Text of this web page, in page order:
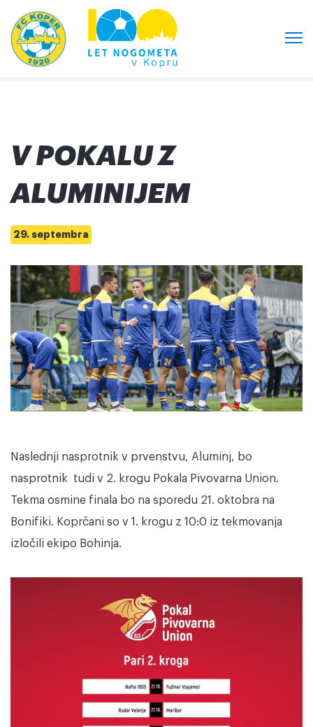
V POKALU Z
ALUMINIJEM
29. septembra
Naslednji nasprotnik v prvenstvu, Aluminj, bo
nasprotnik tudi v 2. krogu Pokala Pivovarna Union.
Tekma osmine finala bo na sporedu 21. oktobra na
Bonifiki. Koprčani so v 1. krogu z 10:0 iz tekmovanja
izločili ekipo Bohinja.